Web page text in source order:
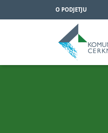
O PODJETJU
Pojdi na